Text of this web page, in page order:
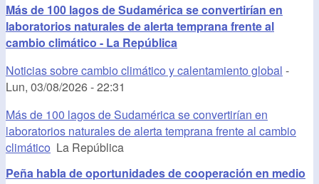
Más de 100 lagos de Sudamérica se convertirían en
laboratorios naturales de alerta temprana frente al
cambio climático - La República
Noticias sobre cambio climático y calentamiento global -
Lun, 03/08/2026 - 22:31
Más de 100 lagos de Sudamérica se convertirían en
laboratorios naturales de alerta temprana frente al cambio
climático La República
Peña habla de oportunidades de cooperación en medio